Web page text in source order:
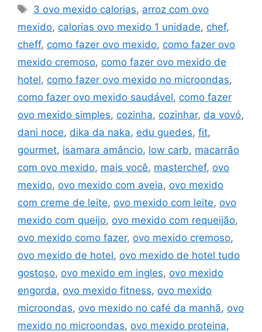
Tags
3 ovo mexido calorias, arroz com ovo
mexido, calorias ovo mexido 1 unidade, chef,
cheff, como fazer ovo mexido, como fazer ovo
mexido cremoso, como fazer ovo mexido de
hotel, como fazer ovo mexido no microondas,
como fazer ovo mexido saudável, como fazer
ovo mexido simples, cozinha, cozinhar, da vovó,
dani noce, dika da naka, edu guedes, fit,
gourmet, isamara amâncio, low carb, macarrão
com ovo mexido, mais você, masterchef, ovo
mexido, ovo mexido com aveia, ovo mexido
com creme de leite, ovo mexido com leite, ovo
mexido com queijo, ovo mexido com requeijão,
ovo mexido como fazer, ovo mexido cremoso,
ovo mexido de hotel, ovo mexido de hotel tudo
gostoso, ovo mexido em ingles, ovo mexido
engorda, ovo mexido fitness, ovo mexido
microondas, ovo mexido no café da manhã, ovo
mexido no microondas, ovo mexido proteina,